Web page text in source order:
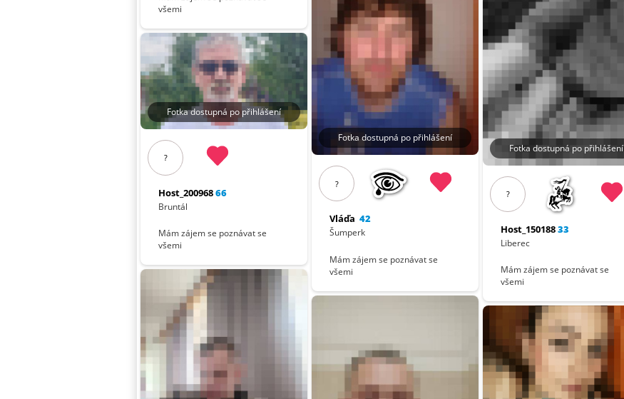
všemi
Fotka dostupná po přihlášení
?
Host_20096866
Bruntál
Mám zájem se poznávat se
všemi
Fotka dostupná po přihlášení
?
Vláďa 42
Šumperk
Mám zájem se poznávat se
všemi
Fotka dostupná po přihlášení
?
Host_15018833
Liberec
Mám zájem se poznávat se
všemi